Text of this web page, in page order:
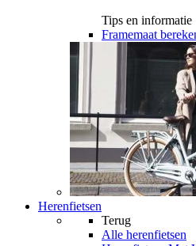
Tips en informatie
Framemaat
Herenfietsen
Terug
Alle herenfietsen